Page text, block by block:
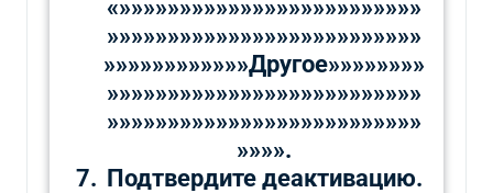
«»»»»»»»»»»»»»»»»»»»»»»»»»
»»»»»»»»»»»»»»»»»»»»»»»»»»
»»»»»»»»»»»»Другое»»»»»»»»
»»»»»»»»»»»»»»»»»»»»»»»»»»
»»»»»»»»»»»»»»»»»»»»»»»»»»
»»»».
Подтвердите деактивацию.